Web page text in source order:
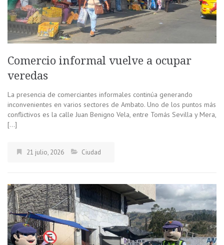
Comercio informal vuelve a ocupar
veredas
La presencia de comerciantes informales continúa generando
inconvenientes en varios sectores de Ambato. Uno de los puntos más
conflictivos es la calle Juan Benigno Vela, entre Tomás Sevilla y Mera,
[…]
21 julio, 2026 Ciudad